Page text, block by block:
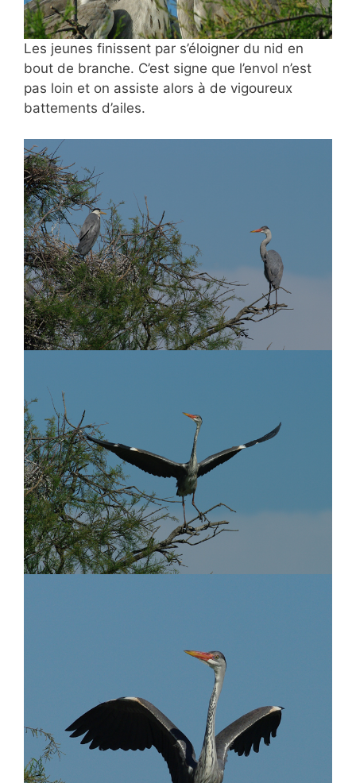
Les jeunes finissent par s’éloigner du nid en
bout de branche. C’est signe que l’envol n’est
pas loin et on assiste alors à de vigoureux
battements d’ailes.